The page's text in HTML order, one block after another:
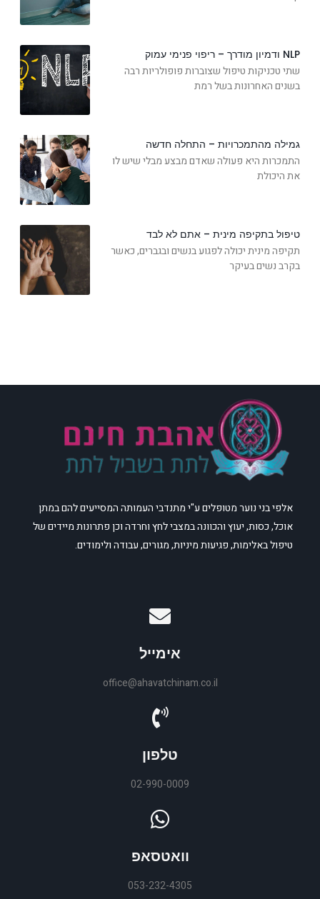
NLP ודמיון מודרך – ריפוי פנימי עמוק
שתי טכניקות טיפול שצוברות פופולריות רבה
בשנים האחרונות בשל רמת
גמילה מהתמכרויות – התחלה חדשה
התמכרות היא פעולה שאדם מבצע מבלי שיש לו
את היכולת
טיפול בתקיפה מינית – אתם לא לבד
תקיפה מינית יכולה לפגוע בנשים ובגברים, כאשר
בקרב נשים בעיקר
אלפי בני נוער מטופלים ע"י מתנדבי העמותה המסייעים להם במתן
אוכל, כסות, יעוץ והכוונה במצבי לחץ וחרדה וכן פתרונות מיידים של
טיפול באלימות, פגיעות מיניות, מגורים, עבודה ולימודים.
אימייל
office@ahavatchinam.co.il
טלפון
02-990-0009
וואטסאפ
053-232-4305